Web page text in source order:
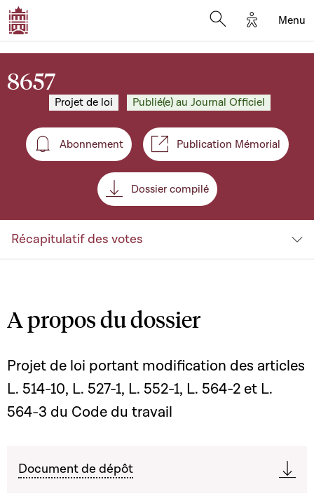
Options
Menu
8657
Projet de loi Publié(e) au Journal Officiel
Abonnement
Abonnement Publication Mémorial
Dossier compilé
Récapitulatif des votes
A propos du dossier
Projet de loi portant modification des articles
L. 514-10, L. 527-1, L. 552-1, L. 564-2 et L.
564-3 du Code du travail
Document de dépôt